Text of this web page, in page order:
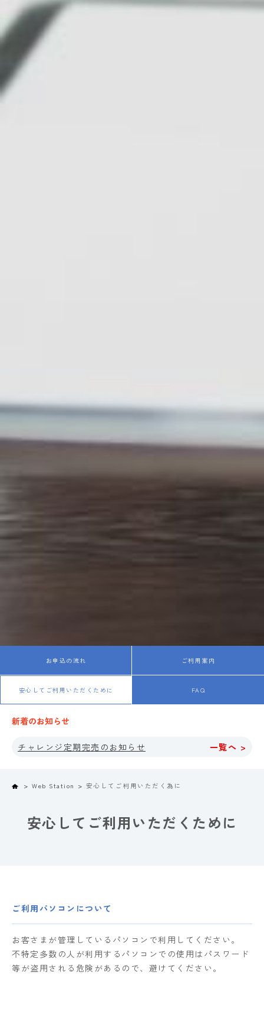
お申込の流れ ご利用案内
安心してご利用いただくために FAQ
新着のお知らせ
チャレンジ定期完売のお知らせ 一覧へ >
HomeWeb Station 安心してご利用いただく為に
安心してご利用いただくために
ご利用パソコンについて
お客さまが管理しているパソコンで利用してください。
不特定多数の人が利用するパソコンでの使用はパスワード
等が盗用される危険があるので、避けてください。